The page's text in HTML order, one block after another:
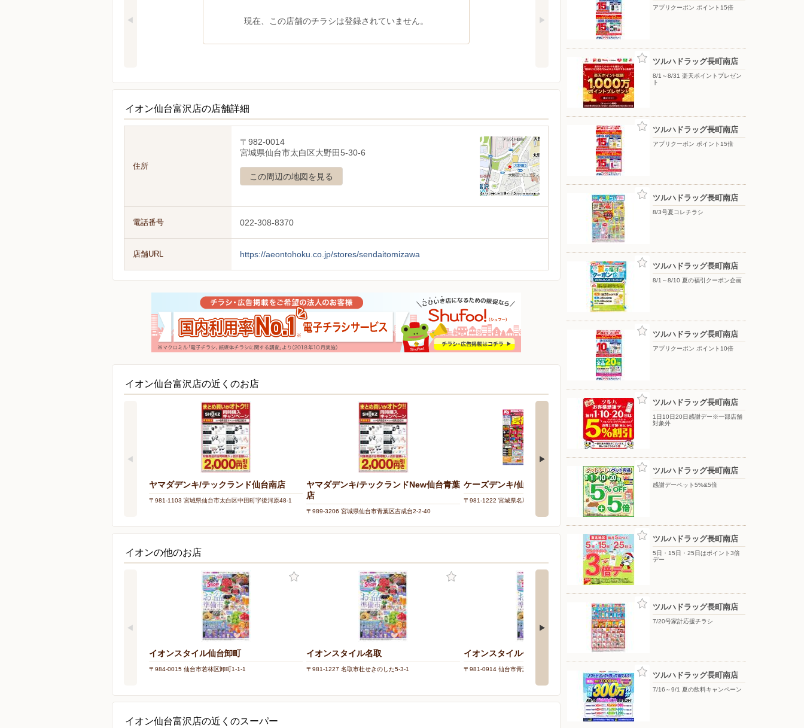
現在、この店舗のチラシは登録されていません。
イオン仙台富沢店の店舗詳細
住所
〒982-0014
宮城県仙台市太白区大野田5-30-6
この周辺の地図を見る
電話番号 022-308-8370
店舗URL https://aeontohoku.co.jp/stores/sendaitomizawa
イオン仙台富沢店の近くのお店
ヤマダデンキ/テックランド仙台南店
〒981-1103 宮城県仙台市太白区中田町字後河原48-1
ヤマダデンキ/テックランドNew仙台青葉
店
〒989-3206 宮城県仙台市青葉区吉成台2-2-40
ケーズデンキ/仙台南店
〒981-1222 宮城県名取市上余田字千刈田466
ドラッグセイムス 仙台宮町店
〒980-0004 宮城県仙台市青葉区宮町1-1-59
イオンの他のお店
イオンスタイル仙台卸町
〒984-0015 仙台市若林区卸町1-1-1
イオンスタイル名取
〒981-1227 名取市杜せきのした5-3-1
イオンスタイル仙台上杉
〒981-0914 仙台市青葉区堤通雨宮町１－１
イオン仙台幸町店
〒983-0836 仙台市宮城野区幸町5-10-1
イオン仙台富沢店の近くのスーパー
アプリクーポン ポイント15倍
ツルハドラッグ長町南店
8/1～8/31 楽天ポイントプレゼン
ト
ツルハドラッグ長町南店
アプリクーポン ポイント15倍
ツルハドラッグ長町南店
8/3号夏コレチラシ
ツルハドラッグ長町南店
8/1～8/10 夏の福引クーポン企画
ツルハドラッグ長町南店
アプリクーポン ポイント10倍
ツルハドラッグ長町南店
1日10日20日感謝デー※一部店舗
対象外
ツルハドラッグ長町南店
感謝デーペット5%&5倍
ツルハドラッグ長町南店
5日・15日・25日はポイント3倍
デー
ツルハドラッグ長町南店
7/20号家計応援チラシ
ツルハドラッグ長町南店
7/16～9/1 夏の飲料キャンペーン